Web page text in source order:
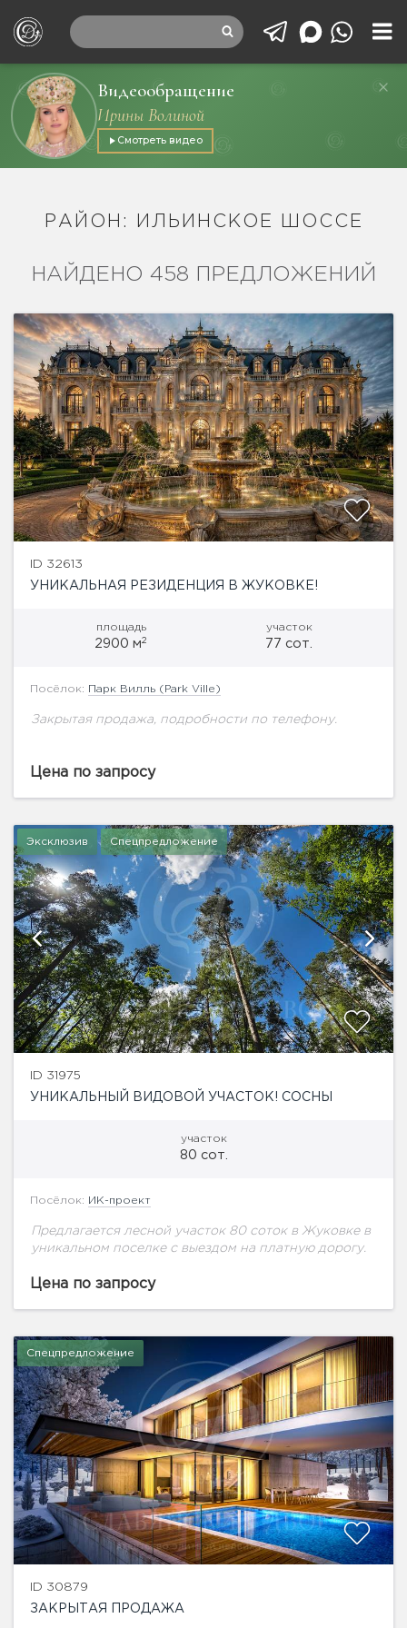
Видеообращение
Ирины Волиной
Смотреть видео
РАЙОН: ИЛЬИНСКОЕ ШОССЕ
НАЙДЕНО 458 ПРЕДЛОЖЕНИЙ
ID 32613
УНИКАЛЬНАЯ РЕЗИДЕНЦИЯ В ЖУКОВКЕ!
площадь
2900 м2
участок
77 сот.
Посёлок: Парк Вилль (Park Ville)
Закрытая продажа, подробности по телефону.
Цена по запросу
Эксклюзив Спецпредложение
ID 31975
УНИКАЛЬНЫЙ ВИДОВОЙ УЧАСТОК! СОСНЫ
участок
80 сот.
Посёлок: ИК-проект
Предлагается лесной участок 80 соток в Жуковке в
уникальном поселке с выездом на платную дорогу.
Цена по запросу
Спецпредложение
ID 30879
ЗАКРЫТАЯ ПРОДАЖА